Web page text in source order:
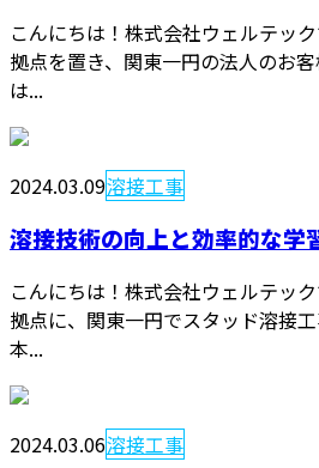
こんにちは！株式会社ウェルテッ
拠点を置き、関東一円の法人のお
は...
2024.03.09溶接工事
溶接技術の向上と効率的な学
こんにちは！株式会社ウェルテッ
拠点に、関東一円でスタッド溶接工
本...
2024.03.06溶接工事